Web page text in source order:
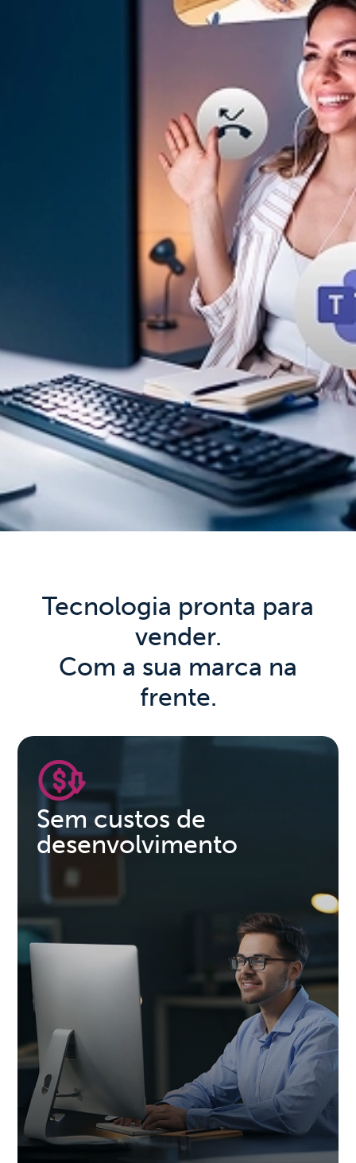
Tecnologia pronta para
vender.
Com a sua marca na
frente.
Sem custos de
desenvolvimento